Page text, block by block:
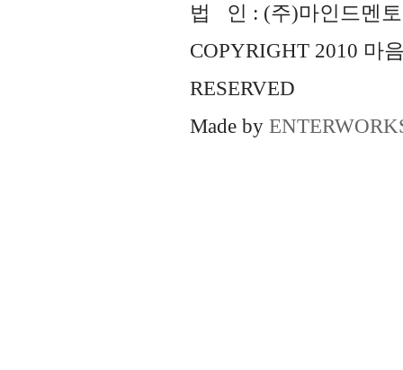
법 인 : (주)마인드멘토
COPYRIGHT 2010 마
RESERVED
Made by